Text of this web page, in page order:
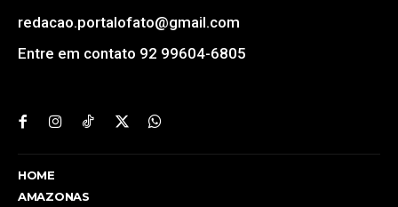
redacao.portalofato@gmail.com
Entre em contato 92 99604-6805
HOME
AMAZONAS